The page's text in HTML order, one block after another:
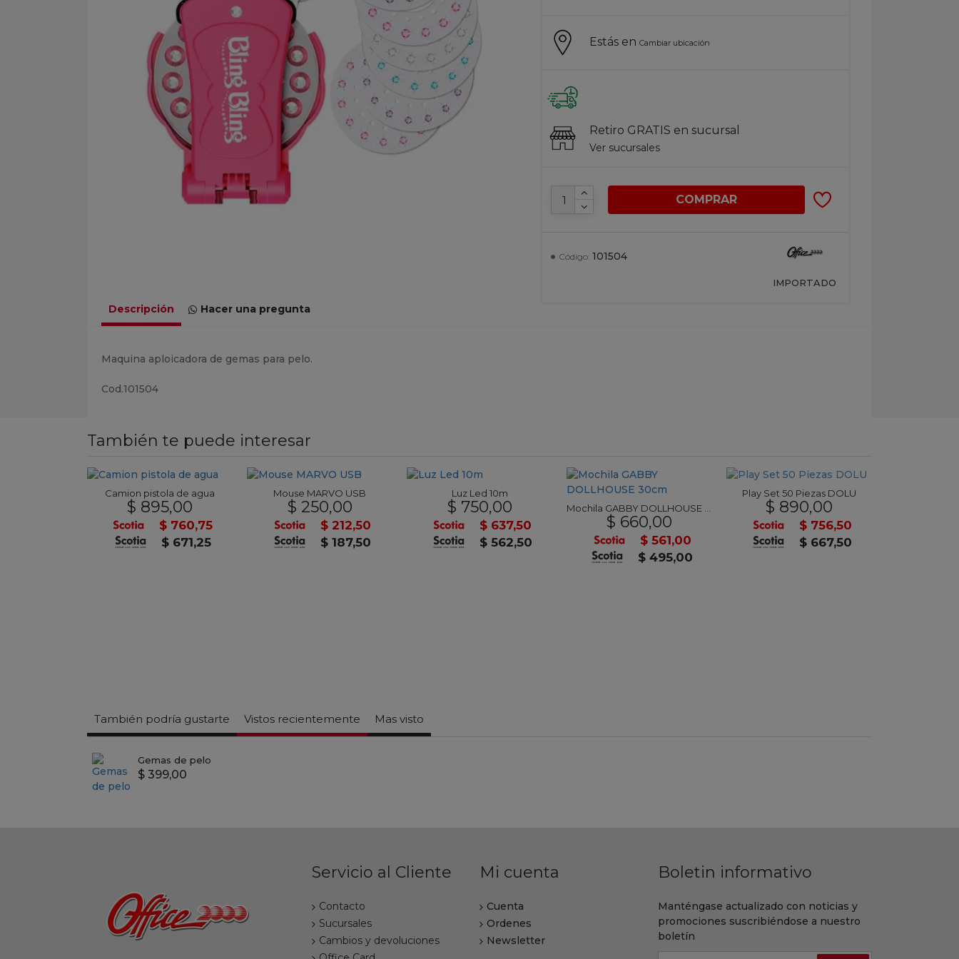
Código: 101504
IMPORTADO
COMPRAR
Estás enCambiar ubicación
Retiro GRATIS en sucursal
Ver sucursales
Descripción Hacer una pregunta
Maquina aploicadora de gemas para pelo.
Cod.101504
También te puede interesar
Camion pistola de agua
$ 895,00
$ 760,75
$ 671,25
Mouse MARVO USB
$ 250,00
$ 212,50
$ 187,50
Luz Led 10m
$ 750,00
$ 637,50
$ 562,50
$ 660,00
$ 561,00
$ 495,00
Play Set 50 Piezas DOLU
$ 890,00
$ 756,50
$ 667,50
También podría gustarte Vistos recientemente Mas visto
Gemas de pelo
$ 399,00
Servicio al Cliente
Contacto
Sucursales
Cambios y devoluciones
Mi cuenta
Cuenta
Ordenes
Newsletter
Boletin informativo
Manténgase actualizado con noticias y
promociones suscribiéndose a nuestro
boletín